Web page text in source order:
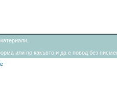
или по какъвто и да е повод без